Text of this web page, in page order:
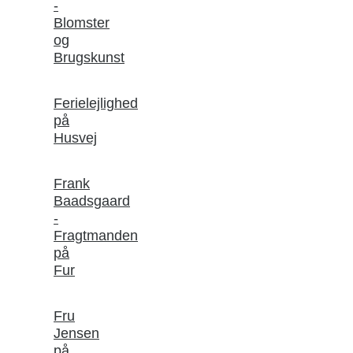
-
Blomster
og
Brugskunst
Ferielejlighed
på
Husvej
Frank
Baadsgaard
-
Fragtmanden
på
Fur
Fru
Jensen